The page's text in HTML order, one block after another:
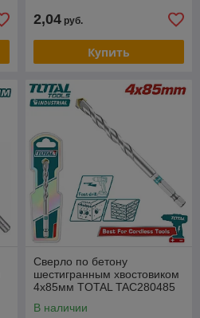
2,04 руб.
Купить
Сверло по бетону
шестигранным хвостовиком
4x85мм TOTAL TAC280485
В наличии